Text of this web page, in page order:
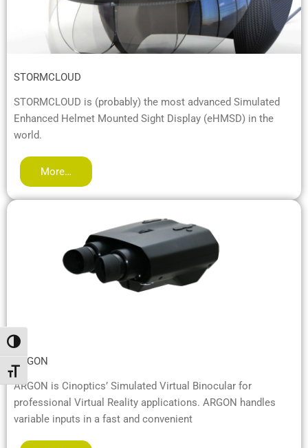
Umschalten auf hohe Kontraste
Schrift vergrößern
STORMCLOUD
STORMCLOUD is (probably) the most advanced Simulated
Enhanced Helmet Mounted Sight Display (eHMSD) in the
world.
More…
ARGON
ARGON is Cinoptics’ Simulated Virtual Binocular for
professional Virtual Reality applications. ARGON handles
variable inputs in a fast and convenient